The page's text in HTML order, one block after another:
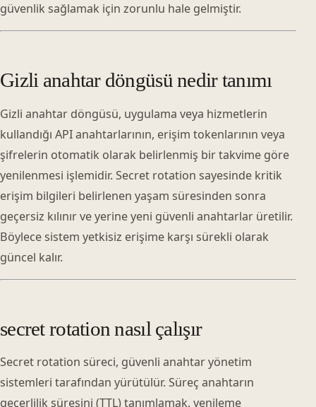
güvenlik sağlamak için zorunlu hale gelmiştir.
Gizli anahtar döngüsü nedir tanımı
Gizli anahtar döngüsü, uygulama veya hizmetlerin
kullandığı API anahtarlarının, erişim tokenlarının veya
şifrelerin otomatik olarak belirlenmiş bir takvime göre
yenilenmesi işlemidir. Secret rotation sayesinde kritik
erişim bilgileri belirlenen yaşam süresinden sonra
geçersiz kılınır ve yerine yeni güvenli anahtarlar üretilir.
Böylece sistem yetkisiz erişime karşı sürekli olarak
güncel kalır.
secret rotation nasıl çalışır
Secret rotation süreci, güvenli anahtar yönetim
sistemleri tarafından yürütülür. Süreç anahtarın
geçerlilik süresini (TTL) tanımlamak, yenileme